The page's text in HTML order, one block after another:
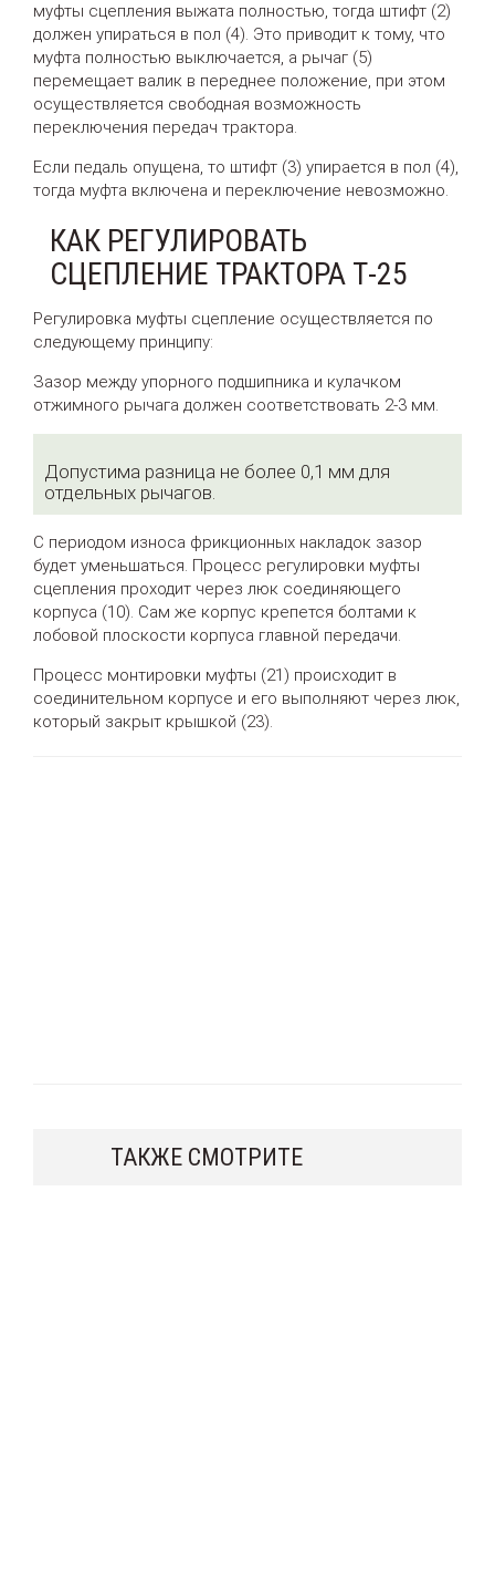
муфты сцепления выжата полностью, тогда штифт (2)
должен упираться в пол (4). Это приводит к тому, что
муфта полностью выключается, а рычаг (5)
перемещает валик в переднее положение, при этом
осуществляется свободная возможность
переключения передач трактора.
Если педаль опущена, то штифт (3) упирается в пол (4),
тогда муфта включена и переключение невозможно.
КАК РЕГУЛИРОВАТЬ
СЦЕПЛЕНИЕ ТРАКТОРА Т-25
Регулировка муфты сцепление осуществляется по
следующему принципу:
Зазор между упорного подшипника и кулачком
отжимного рычага должен соответствовать 2-3 мм.
Допустима разница не более 0,1 мм для
отдельных рычагов.
С периодом износа фрикционных накладок зазор
будет уменьшаться. Процесс регулировки муфты
сцепления проходит через люк соединяющего
корпуса (10). Сам же корпус крепется болтами к
лобовой плоскости корпуса главной передачи.
Процесс монтировки муфты (21) происходит в
соединительном корпусе и его выполняют через люк,
который закрыт крышкой (23).
ТАКЖЕ СМОТРИТЕ